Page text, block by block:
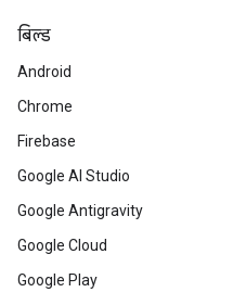
बिल्ड
Android
Chrome
Firebase
Google AI Studio
Google Antigravity
Google Cloud
Google Play